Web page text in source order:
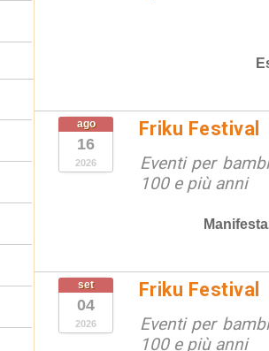
ago
16
2026
Friku Festival
Eventi per
100 e più anni
set
04
2026
Friku Festival
Eventi per
100 e più anni